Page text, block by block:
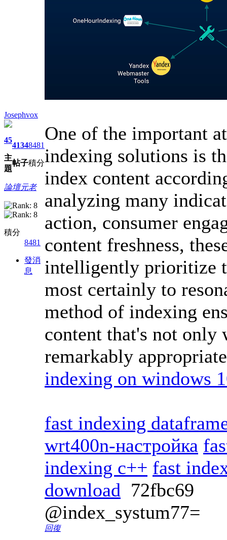
Josephvox
45
主
題
4134
帖子
8481
積分
論壇元老
積分
8481
發消
息
One of the important
indexing solutions is
index content
analyzing many
action, consumer
content freshness,
intelligently prioritize
most certainly to
method of indexing
content that's not
remarkably
indexing on windows
fast indexing
wrt400n-настройка
indexing c++ fast
download 72fbc69
@index_systum77=
回復